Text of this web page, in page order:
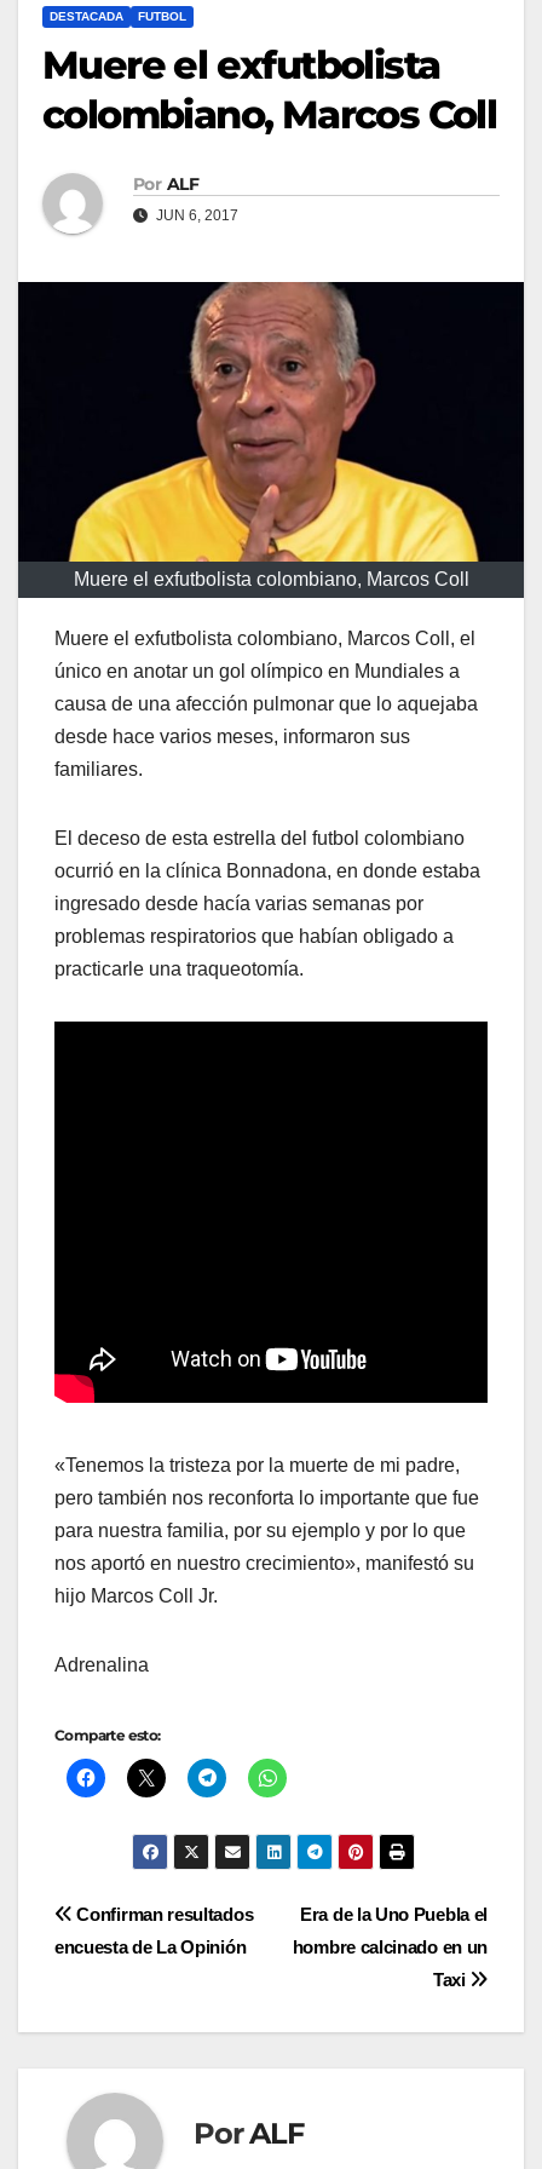
DESTACADA FUTBOL
Muere el exfutbolista
colombiano, Marcos Coll
Por ALF
JUN 6, 2017
Muere el exfutbolista colombiano, Marcos Coll
Muere el exfutbolista colombiano, Marcos Coll, el
único en anotar un gol olímpico en Mundiales a
causa de una afección pulmonar que lo aquejaba
desde hace varios meses, informaron sus
familiares.
El deceso de esta estrella del futbol colombiano
ocurrió en la clínica Bonnadona, en donde estaba
ingresado desde hacía varias semanas por
problemas respiratorios que habían obligado a
practicarle una traqueotomía.
«Tenemos la tristeza por la muerte de mi padre,
pero también nos reconforta lo importante que fue
para nuestra familia, por su ejemplo y por lo que
nos aportó en nuestro crecimiento», manifestó su
hijo Marcos Coll Jr.
Adrenalina
Comparte esto:
Navegación
entradas
Era de la Uno Puebla el
hombre calcinado en un
Taxi
Confirman resultados
encuesta de La Opinión
PorALF